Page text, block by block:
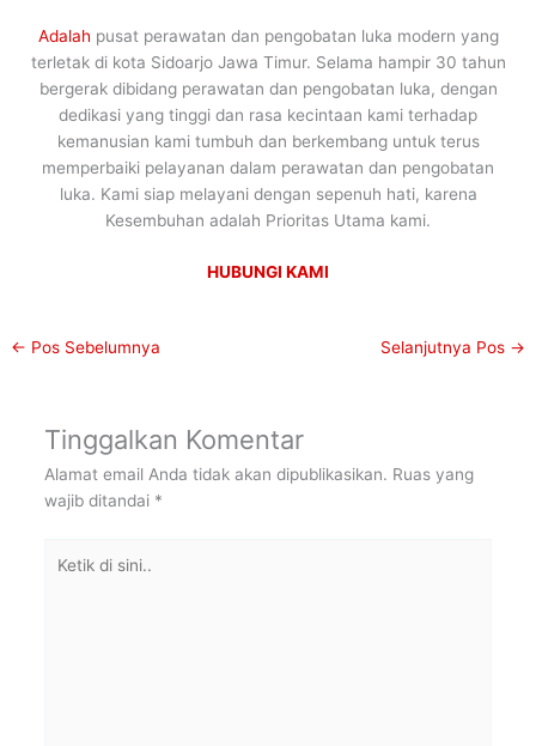
Adalah pusat perawatan dan pengobatan luka modern yang
terletak di kota Sidoarjo Jawa Timur. Selama hampir 30 tahun
bergerak dibidang perawatan dan pengobatan luka, dengan
dedikasi yang tinggi dan rasa kecintaan kami terhadap
kemanusian kami tumbuh dan berkembang untuk terus
memperbaiki pelayanan dalam perawatan dan pengobatan
luka. Kami siap melayani dengan sepenuh hati, karena
Kesembuhan adalah Prioritas Utama kami.
HUBUNGI KAMI
← Pos Sebelumnya Selanjutnya Pos →
Tinggalkan Komentar
Alamat email Anda tidak akan dipublikasikan. Ruas yang
wajib ditandai *